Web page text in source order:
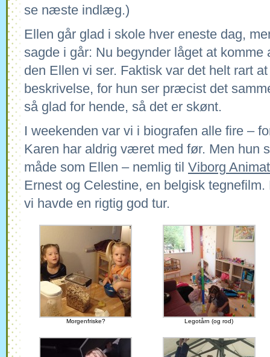
se næste indlæg.)
Ellen går glad i skole hver eneste dag,
sagde i går: Nu begynder låget at komme
den Ellen vi ser. Faktisk var det helt rart
beskrivelse, for hun ser præcist det
så glad for hende, så det er skønt.
I weekenden var vi i biografen alle fire –
Karen har aldrig været med før. Men hun
måde som Ellen – nemlig til Viborg
Ernest og Celestine, en belgisk
vi havde en rigtig god tur.
Morgenfriske? Legotårn (og rod)